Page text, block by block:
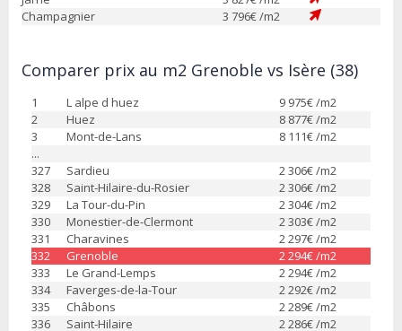
Champagnier
3 796€ /m2
Comparer prix au m2 Grenoble vs Isère (38)
1 L alpe d huez 9 975€ /m2
2
Huez 8 877€ /m2
3
Mont-de-Lans 8 111€ /m2
...
327
Sardieu 2 306€ /m2
328
Saint-Hilaire-du-Rosier 2 306€ /m2
329
La Tour-du-Pin 2 304€ /m2
330
Monestier-de-Clermont 2 303€ /m2
331
Charavines 2 297€ /m2
332
Grenoble 2 294€ /m2
333
Le Grand-Lemps 2 294€ /m2
334
Faverges-de-la-Tour 2 292€ /m2
335
Châbons 2 289€ /m2
336
Saint-Hilaire 2 286€ /m2